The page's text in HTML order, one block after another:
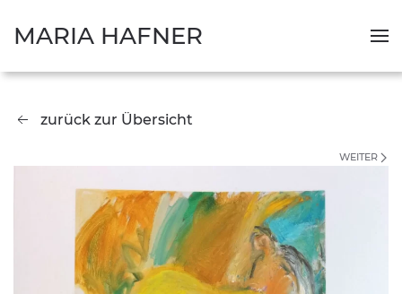
MARIA HAFNER
zurück zur Übersicht
WEITER